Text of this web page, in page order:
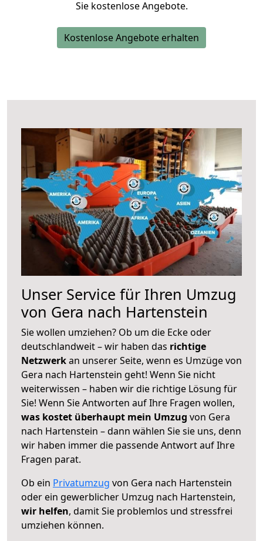
Sie kostenlose Angebote.
Kostenlose Angebote erhalten
Unser Service für Ihren Umzug
von Gera nach Hartenstein
Sie wollen umziehen? Ob um die Ecke oder
deutschlandweit – wir haben das richtige
Netzwerkan unserer Seite, wenn es Umzüge von
Gera nach Hartenstein geht! Wenn Sie nicht
weiterwissen – haben wir die richtige Lösung für
Sie! Wenn Sie Antworten auf Ihre Fragen wollen,
was kostet überhaupt mein Umzug von Gera
nach Hartenstein – dann wählen Sie sie uns, denn
wir haben immer die passende Antwort auf Ihre
Fragen parat.
Ob ein Privatumzug von Gera nach Hartenstein
oder ein gewerblicher Umzug nach Hartenstein,
wir helfen, damit Sie problemlos und stressfrei
umziehen können.